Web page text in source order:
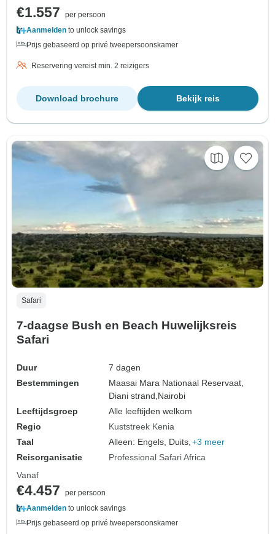
€1.557
per persoon
Aanmelden to unlock savings
Prijs gebaseerd op privé tweepersoonskamer
Reservering vereist min. 2 reizigers
Bekijk reis
Download brochure
Safari
7-daagse Bush en Beach Huwelijksreis
Safari
Duur
7 dagen
Bestemmingen
Maasai Mara Nationaal Reservaat,
Diani strand, Nairobi
Leeftijdsgroep
Alle leeftijden welkom
Regio
Kuststreek Kenia
Taal
Alleen: Engels, Duits, +3 meer
Reisorganisatie
Professional Safari Africa
Vanaf
€4.457
per persoon
Aanmelden to unlock savings
Prijs gebaseerd op privé tweepersoonskamer